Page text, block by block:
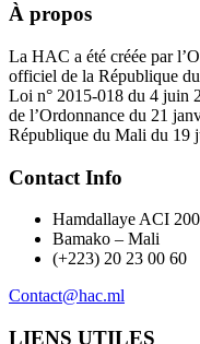
À propos
La HAC a été créée par
officiel de la République
Loi n° 2015-018 du 4 juin
de l’Ordonnance du 21
République du Mali du 19
Contact Info
Hamdallaye ACI
Bamako – Mali
(+223) 20 23 00 60
Contact@hac.ml
LIENS UTILES